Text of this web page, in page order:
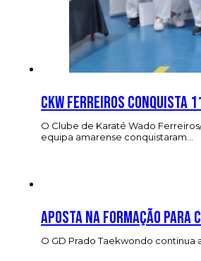
CKW Ferreiros conquista
O Clube de Karaté Wado
equipa amarense conquistaram…
Aposta na formação para
O GD Prado Taekwondo